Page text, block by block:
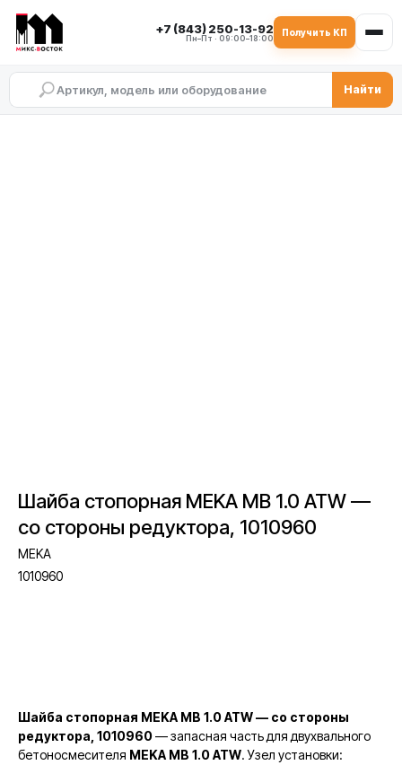
+7 (843) 250-13-92
Пн–Пт · 09:00–18:00
Получить КП
Найти
Шайба стопорная MEKA MB 1.0 ATW —
со стороны редуктора, 1010960
MEKA
1010960
Шайба стопорная MEKA MB 1.0 ATW — со стороны
редуктора, 1010960— запасная часть для двухвального
бетоносмесителя MEKA MB 1.0 ATW. Узел установки: